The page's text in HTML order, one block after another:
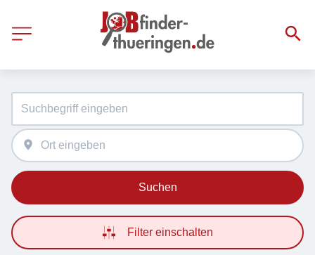
Suchen
Filter einschalten